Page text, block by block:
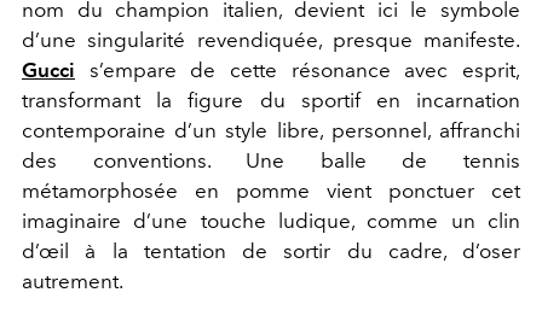
nom du champion italien, devient ici le symbole
d’une singularité revendiquée, presque manifeste.
Gucci s’empare de cette résonance avec esprit,
transformant la figure du sportif en incarnation
contemporaine d’un style libre, personnel, affranchi
des conventions. Une balle de tennis
métamorphosée en pomme vient ponctuer cet
imaginaire d’une touche ludique, comme un clin
d’œil à la tentation de sortir du cadre, d’oser
autrement.